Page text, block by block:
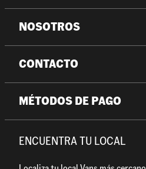
NOSOTROS
CONTACTO
MÉTODOS DE PAGO
ENCUENTRA TU LOCAL